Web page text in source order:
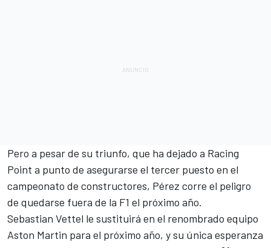
Pero a pesar de su triunfo, que ha dejado a Racing
Point a punto de asegurarse el tercer puesto en el
campeonato de constructores, Pérez corre el peligro
de quedarse fuera de la F1 el próximo año.
Sebastian Vettel le sustituirá en el renombrado equipo
Aston Martin para el próximo año, y su única esperanza